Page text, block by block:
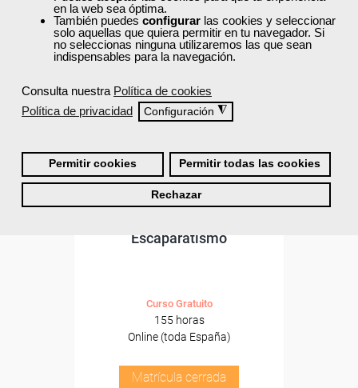
en la web sea óptima.
También puedes configurar las cookies y seleccionar
solo aquellas que quiera permitir en tu navegador. Si
no seleccionas ninguna utilizaremos las que sean
indispensables para la navegación.
Consulta nuestra Política de cookies
Política de privacidad
Configuración ◮
Permitir cookies Permitir todas las cookies
Rechazar
ONLINE
Cursos Femxa
Escaparatismo
Curso Gratuito
155 horas
Online (toda España)
Matrícula cerrada